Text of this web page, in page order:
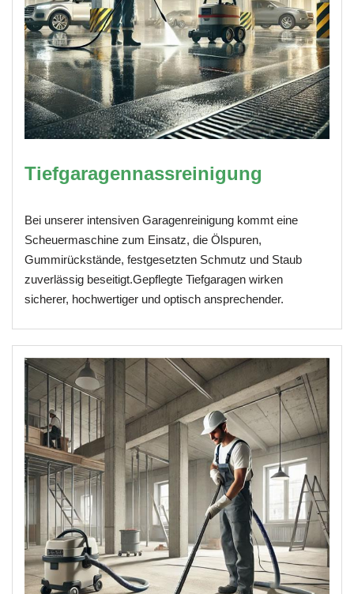
Tiefgaragennassreinigung
Bei unserer intensiven Garagenreinigung kommt eine
Scheuermaschine zum Einsatz, die Ölspuren,
Gummirückstände, festgesetzten Schmutz und Staub
zuverlässig beseitigt.Gepflegte Tiefgaragen wirken
sicherer, hochwertiger und optisch ansprechender.